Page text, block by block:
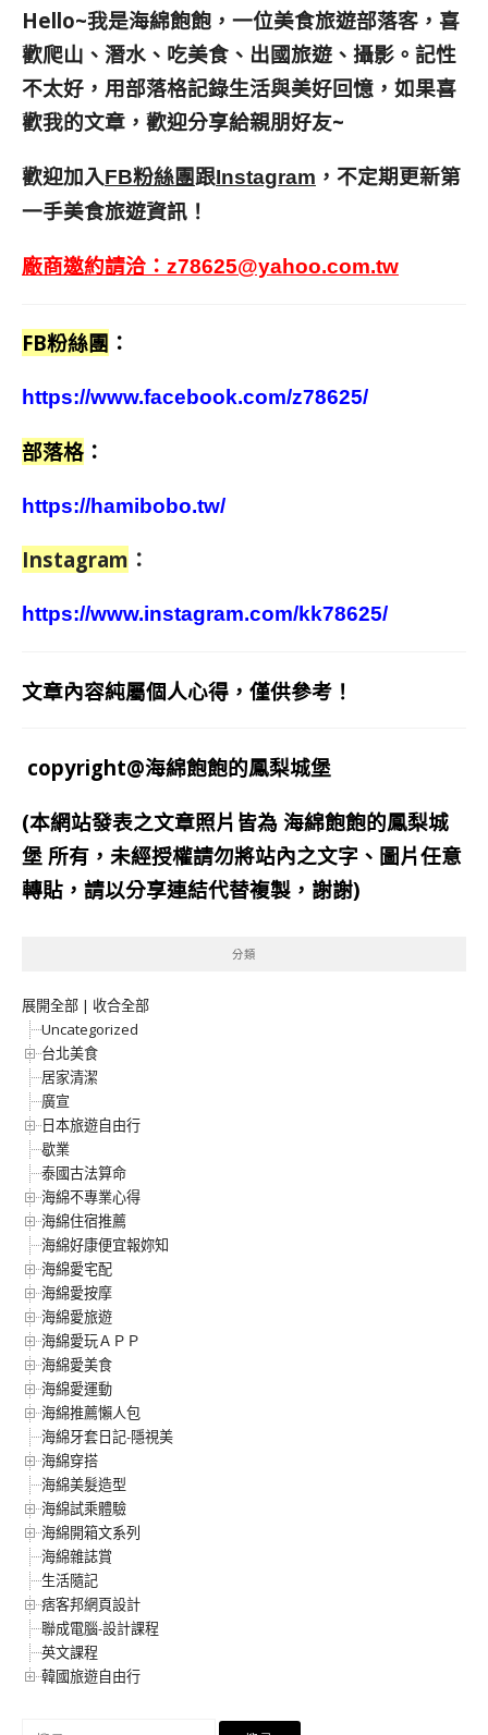
Hello~我是海綿飽飽，一位美食旅遊部落客， 喜
歡爬山、潛水、吃美食、出國旅遊、攝影。 記性
不太好，用部落格記錄生活與美好回憶， 如果喜
歡我的文章，歡迎分享給親朋好友~
歡迎加入FB粉絲團跟Instagram ，不定期更新第
一手美食旅遊資訊！
廠商邀約請洽： z78625@yahoo.com.tw
FB粉絲團 ：
https://www.facebook.com/z78625/
部落格 ：
https://hamibobo.tw/
Instagram ：
https://www.instagram.com/kk78625/
文章內容純屬個人心得，僅供參考！
copyright@海綿飽飽的鳳梨城堡
(本網站發表之文章照片皆為 海綿飽飽的鳳梨城
堡 所有，未經授權請勿將站內之文字、圖片任意
轉貼，請以分享連結代替複製，謝謝)
分類
展開全部 | 收合全部
Uncategorized
台北美食
居家清潔
廣宣
日本旅遊自由行
歇業
泰國古法算命
海綿不專業心得
海綿住宿推薦
海綿好康便宜報妳知
海綿愛宅配
海綿愛按摩
海綿愛旅遊
海綿愛玩ＡＰＰ
海綿愛美食
海綿愛運動
海綿推薦懶人包
海綿牙套日記-隱視美
海綿穿搭
海綿美髮造型
海綿試乘體驗
海綿開箱文系列
海綿雜誌賞
生活隨記
痞客邦網頁設計
聯成電腦-設計課程
英文課程
韓國旅遊自由行